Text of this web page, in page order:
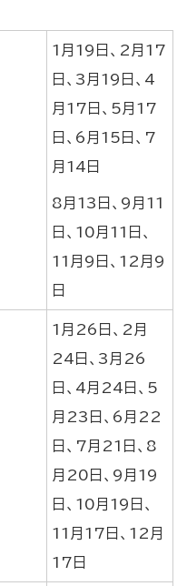
1月19日、2月17
日、3月19日、4
月17日、5月17
日、6月15日、7
月14日
8月13日、9月11
日、10月11日、
11月9日、12月9
日
1月26日、2月
24日、3月26
日、4月24日、5
月23日、6月22
日、7月21日、8
月20日、9月19
日、10月19日、
11月17日、12月
17日